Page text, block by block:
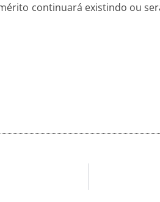
continuará existindo ou